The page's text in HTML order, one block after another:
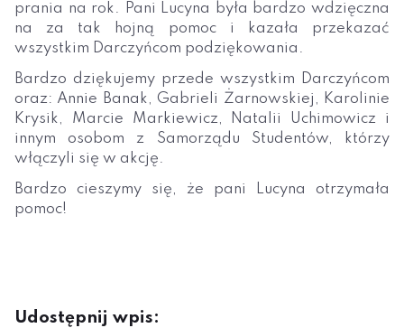
prania na rok. Pani Lucyna była bardzo wdzięczna
na za tak hojną pomoc i kazała przekazać
wszystkim Darczyńcom podziękowania.
Bardzo dziękujemy przede wszystkim Darczyńcom
oraz: Annie Banak, Gabrieli Żarnowskiej, Karolinie
Krysik, Marcie Markiewicz, Natalii Uchimowicz i
innym osobom z Samorządu Studentów, którzy
włączyli się w akcję.
Bardzo cieszymy się, że pani Lucyna otrzymała
pomoc!
Udostępnij wpis: